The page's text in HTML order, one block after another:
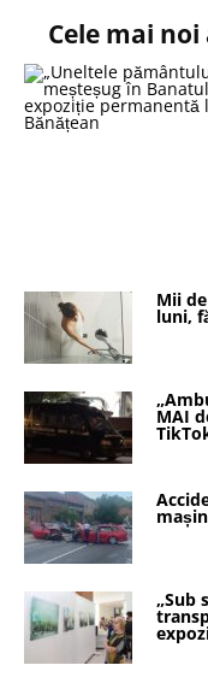
Cele mai
Mii
luni,
MAI
„Sub